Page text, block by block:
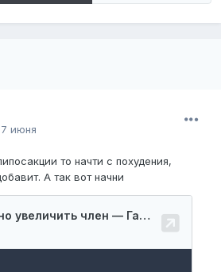
июня
то начти с похудения,
А так вот начни